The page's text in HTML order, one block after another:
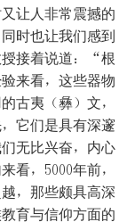
让人非常震撼的
时也让我们感到
接着说道：“根
来看，这些器物
古夷（彝）文，
它们是具有深邃
无比兴奋，内心
看，5000年前，
，那些颇具高深
育与信仰方面的